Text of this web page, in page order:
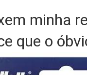
minha
que o